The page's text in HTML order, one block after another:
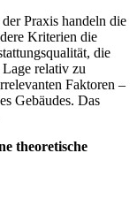
Praxis handeln die
Kriterien die
die
relativ zu
Faktoren –
Gebäudes. Das
theoretische